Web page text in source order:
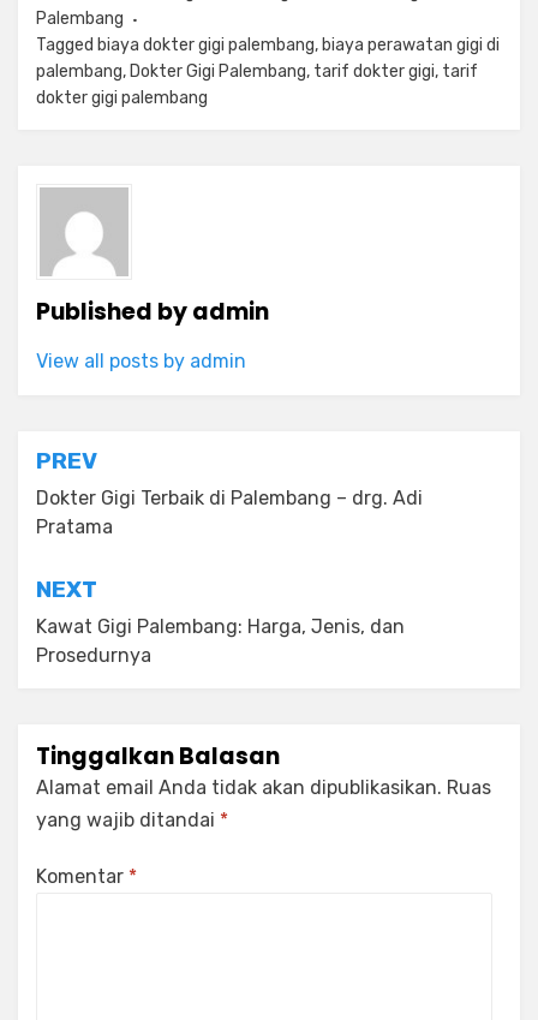
Palembang
Tagged biaya dokter gigi palembang, biaya perawatan gigi di
palembang, Dokter Gigi Palembang, tarif dokter gigi, tarif
dokter gigi palembang
Published byadmin
View all posts by admin
Navigasi
pos
PREV
Dokter Gigi Terbaik di Palembang – drg. Adi
Pratama
NEXT
Kawat Gigi Palembang: Harga, Jenis, dan
Prosedurnya
Tinggalkan Balasan
Alamat email Anda tidak akan dipublikasikan. Ruas
yang wajib ditandai *
Komentar *